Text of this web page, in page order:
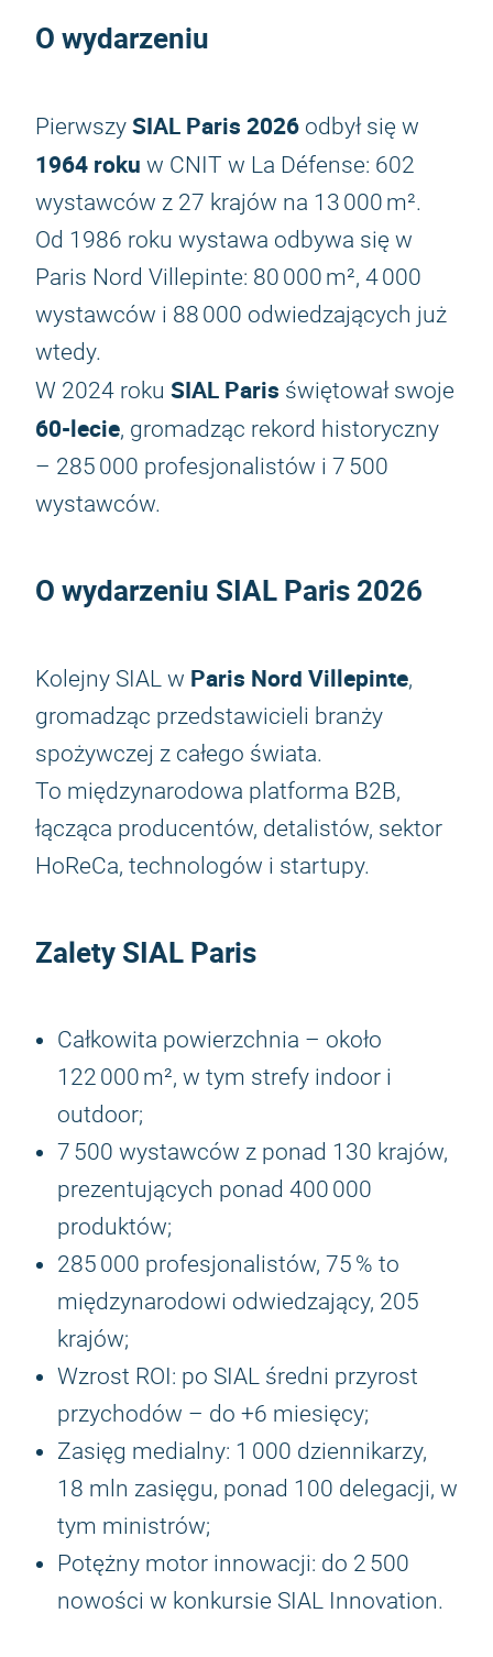
O wydarzeniu
Pierwszy SIAL Paris 2026 odbył się w
1964 roku w CNIT w La Défense: 602
wystawców z 27 krajów na 13 000 m².
Od 1986 roku wystawa odbywa się w
Paris Nord Villepinte: 80 000 m², 4 000
wystawców i 88 000 odwiedzających już
wtedy.
W 2024 roku SIAL Paris świętował swoje
60-lecie, gromadząc rekord historyczny
– 285 000 profesjonalistów i 7 500
wystawców.
O wydarzeniu SIAL Paris 2026
Kolejny SIAL w Paris Nord Villepinte,
gromadząc przedstawicieli branży
spożywczej z całego świata.
To międzynarodowa platforma B2B,
łącząca producentów, detalistów, sektor
HoReCa, technologów i startupy.
Zalety SIAL Paris
Całkowita powierzchnia – około
122 000 m², w tym strefy indoor i
outdoor;
7 500 wystawców z ponad 130 krajów,
prezentujących ponad 400 000
produktów;
285 000 profesjonalistów, 75 % to
międzynarodowi odwiedzający, 205
krajów;
Wzrost ROI: po SIAL średni przyrost
przychodów – do +6 miesięcy;
Zasięg medialny: 1 000 dziennikarzy,
18 mln zasięgu, ponad 100 delegacji, w
tym ministrów;
Potężny motor innowacji: do 2 500
nowości w konkursie SIAL Innovation.